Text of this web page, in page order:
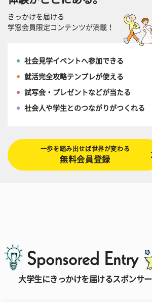
きっかけを届ける
学窓会員限定コンテンツが満載！
社会見学イベントへ参加できる
就活完全攻略テンプレが使える
試写会・プレゼントなどが当たる
社会人や学生とのつながりがつくれる
一歩を踏み出せば世界が変わる
無料会員登録
大学生にきっかけを届けるスポンサー